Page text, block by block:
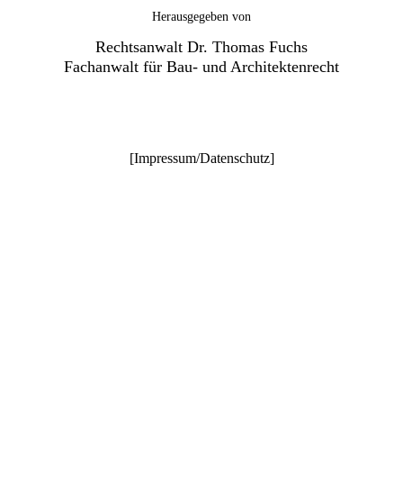
Herausgegeben von
Rechtsanwalt Dr. Thomas Fuchs
Fachanwalt für Bau- und Architektenrecht
[Impressum/Datenschutz]